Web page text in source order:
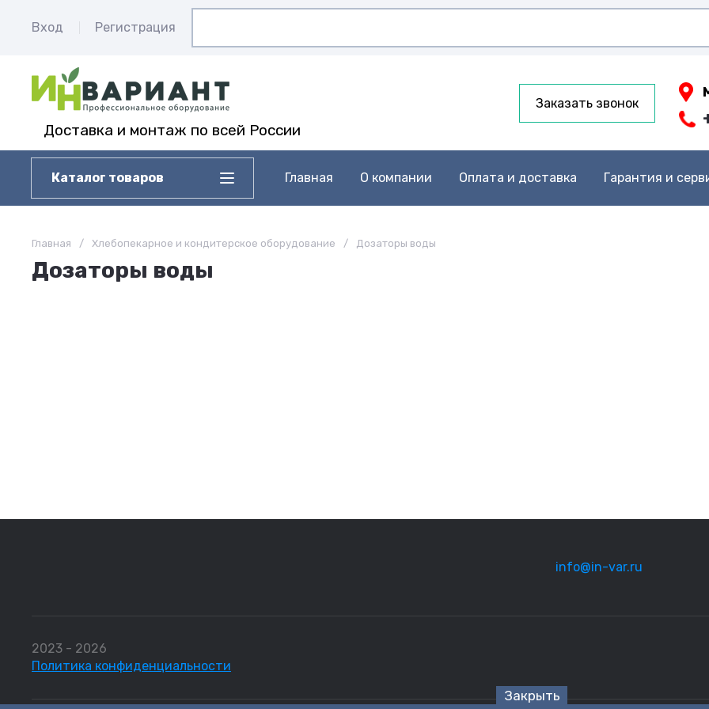
Вход Регистрация
Доставка и монтаж по всей России
Заказать звонок
Каталог товаров Главная О компании Оплата и доставка Гарантия и
Главная / Хлебопекарное и кондитерское оборудование / Дозаторы воды
Дозаторы воды
info@in-var.ru
2023 - 2026
Политика конфиденциальности
Закрыть